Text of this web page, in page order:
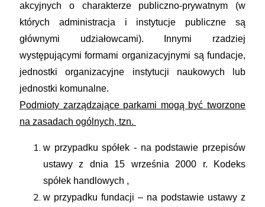
akcyjnych o charakterze publiczno-prywatnym (w
których administracja i instytucje publiczne są
głównymi udziałowcami). Innymi rzadziej
występującymi formami organizacyjnymi są fundacje,
jednostki organizacyjne instytucji naukowych lub
jednostki komunalne.
Podmioty zarządzające parkami mogą być tworzone
na zasadach ogólnych, tzn.
w przypadku spółek - na podstawie przepisów
ustawy z dnia 15 września 2000 r. Kodeks
spółek handlowych ,
w przypadku fundacji – na podstawie ustawy z